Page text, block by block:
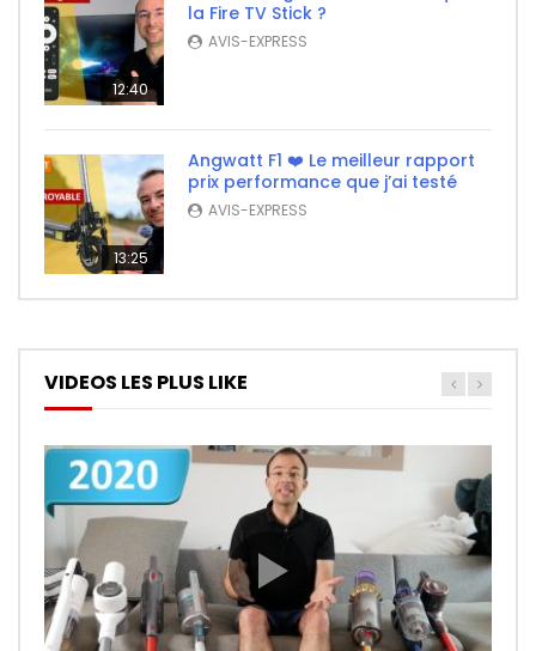
12:40
la Fire TV Stick ?
AVIS-EXPRESS
13:25
Angwatt F1 ❤️ Le meilleur rapport
prix performance que j’ai testé
AVIS-EXPRESS
VIDEOS LES PLUS LIKE